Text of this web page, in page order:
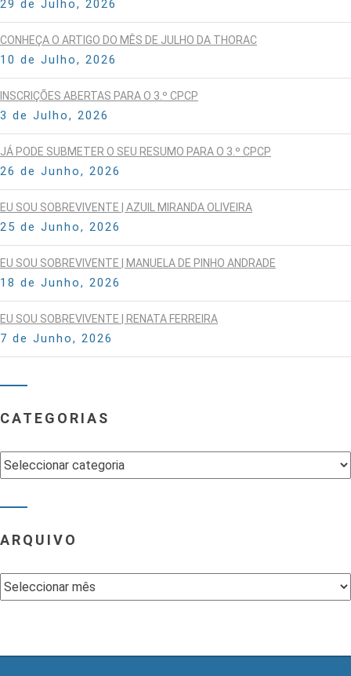
29 de Julho, 2026
CONHEÇA O ARTIGO DO MÊS DE JULHO DA THORAC
10 de Julho, 2026
INSCRIÇÕES ABERTAS PARA O 3.º CPCP
3 de Julho, 2026
JÁ PODE SUBMETER O SEU RESUMO PARA O 3.º CPCP
26 de Junho, 2026
EU SOU SOBREVIVENTE | AZUIL MIRANDA OLIVEIRA
25 de Junho, 2026
EU SOU SOBREVIVENTE | MANUELA DE PINHO ANDRADE
18 de Junho, 2026
EU SOU SOBREVIVENTE | RENATA FERREIRA
7 de Junho, 2026
CATEGORIAS
Categorias
ARQUIVO
Arquivo